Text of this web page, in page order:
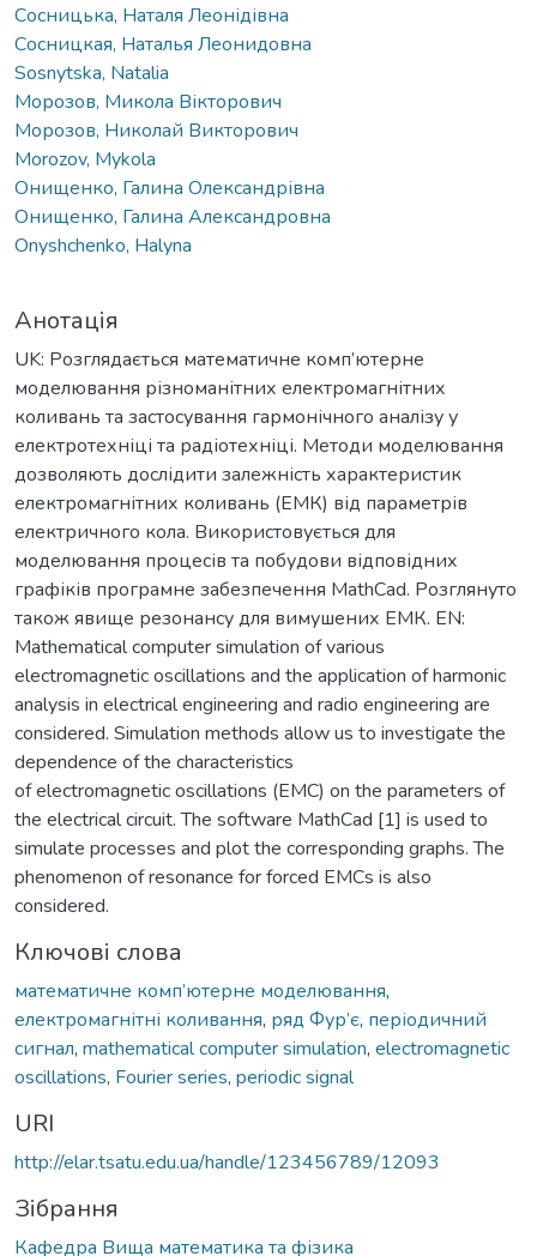
Сосницька, Наталя Леонідівна
Сосницкая, Наталья Леонидовна
Sosnytska, Natalia
Морозов, Микола Вікторович
Морозов, Николай Викторович
Morozov, Mykola
Онищенко, Галина Олександрівна
Онищенко, Галина Александровна
Onyshchenko, Halyna
Анотація
UK: Розглядається математичне комп’ютерне
моделювання різноманітних електромагнітних
коливань та застосування гармонічного аналізу у
електротехніці та радіотехніці. Методи моделювання
дозволяють дослідити залежність характеристик
електромагнітних коливань (ЕМК) від параметрів
електричного кола. Використовується для
моделювання процесів та побудови відповідних
графіків програмне забезпечення MathCad. Розглянуто
також явище резонансу для вимушених ЕМК. EN:
Mathematical computer simulation of various
electromagnetic oscillations and the application of harmonic
analysis in electrical engineering and radio engineering are
considered. Simulation methods allow us to investigate the
dependence of the characteristics
of electromagnetic oscillations (EMC) on the parameters of
the electrical circuit. The software MathCad [1] is used to
simulate processes and plot the corresponding graphs. The
phenomenon of resonance for forced EMCs is also
considered.
Ключові слова
математичне комп’ютерне моделювання,
електромагнітні коливання, ряд Фур’є, періодичний
сигнал, mathematical computer simulation, electromagnetic
oscillations, Fourier series, periodic signal
URI
http://elar.tsatu.edu.ua/handle/123456789/12093
Зібрання
Кафедра Вища математика та фізика